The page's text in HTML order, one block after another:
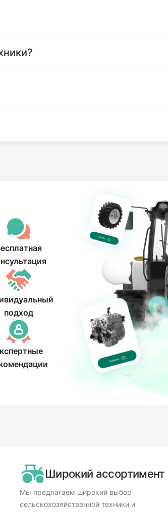
подход
Широкий ассортимент
Мы предлагаем широкий выбор
сельскохозяйственной техники и